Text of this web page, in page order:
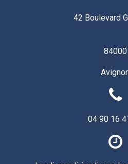
42 Boulevard
84000
04 90 16